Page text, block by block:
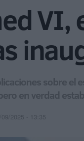
VI,
sobre el
en verdad
09/2025 - 13:35